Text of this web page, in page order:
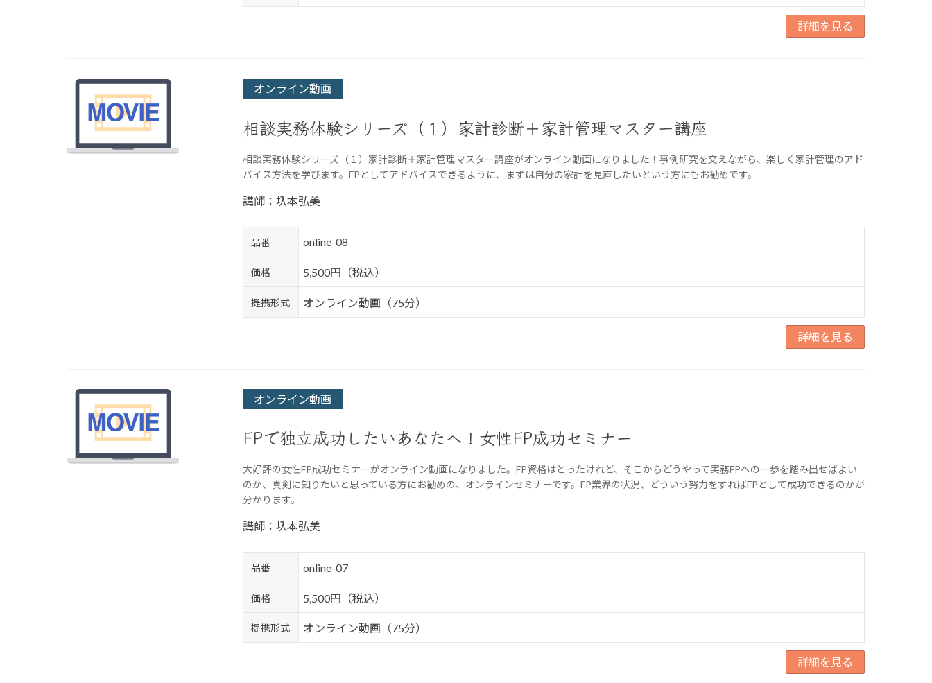
詳細を見る
オンライン動画
相談実務体験シリーズ（１）家計診断＋家計管理マスター講座
相談実務体験シリーズ（１）家計診断＋家計管理マスター講座がオンライン動画になりました！事例研究を交えながら、楽しく家計管理のアド
バイス方法を学びます。FPとしてアドバイスできるように、まずは自分の家計を見直したいという方にもお勧めです。
詳細を見る
講師：圦本弘美
品番 online-08
価格 5,500円（税込）
提携形式 オンライン動画（75分）
オンライン動画
FPで独立成功したいあなたへ！女性FP成功セミナー
大好評の女性FP成功セミナーがオンライン動画になりました。FP資格はとったけれど、そこからどうやって実務FPへの一歩を踏み出せばよい
のか、真剣に知りたいと思っている方にお勧めの、オンラインセミナーです。FP業界の状況、どういう努力をすればFPとして成功できるのかが
分かります。
詳細を見る
講師：圦本弘美
品番 online-07
価格 5,500円（税込）
提携形式 オンライン動画（75分）